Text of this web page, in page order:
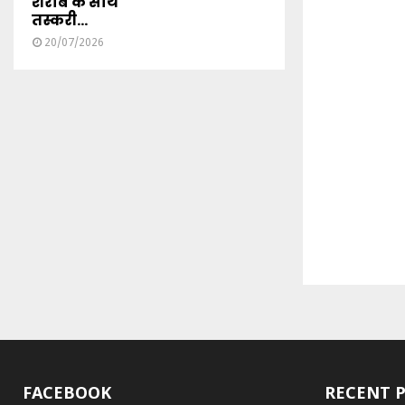
तस्करी...
20/07/2026
FACEBOOK RECENT